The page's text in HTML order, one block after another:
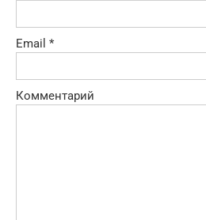
Email *
Комментарий